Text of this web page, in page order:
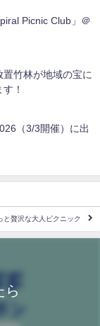
Picnic Club」＠
竹林が地域の宝に
！
（3/3開催）に出
と贅沢な大人ピクニック
ら